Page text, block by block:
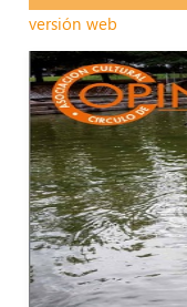
versión web